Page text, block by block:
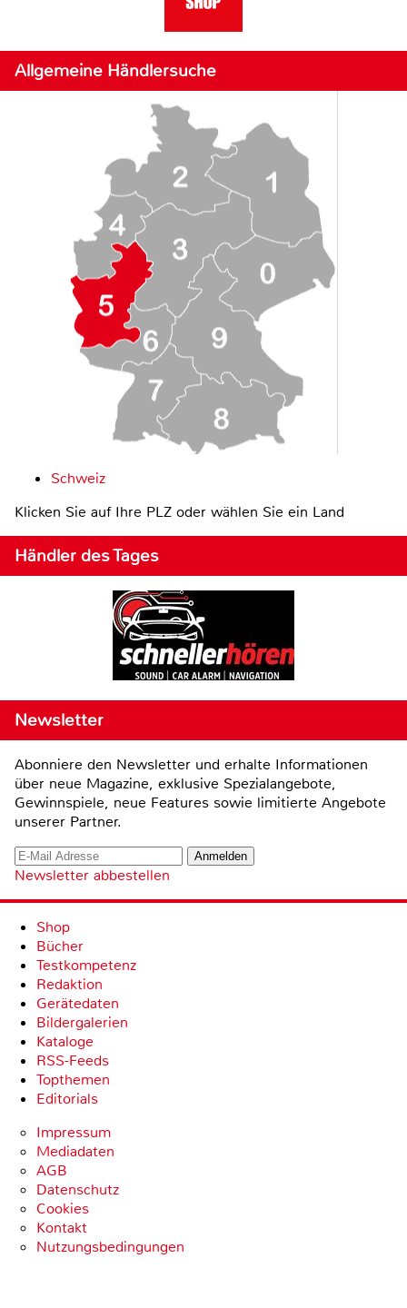
Allgemeine Händlersuche
Schweiz
Klicken Sie auf Ihre PLZ oder wählen Sie ein Land
Händler des Tages
Newsletter
Abonniere den Newsletter und erhalte Informationen
über neue Magazine, exklusive Spezialangebote,
Gewinnspiele, neue Features sowie limitierte Angebote
unserer Partner.
Newsletter abbestellen
Shop
Bücher
Testkompetenz
Redaktion
Gerätedaten
Bildergalerien
Kataloge
RSS-Feeds
Topthemen
Editorials
Impressum
Mediadaten
AGB
Datenschutz
Cookies
Kontakt
Nutzungsbedingungen